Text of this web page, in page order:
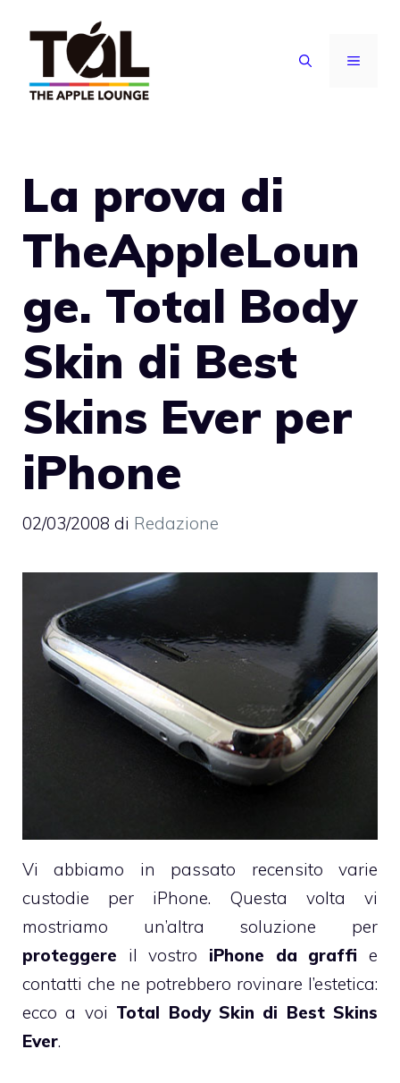
contenuto
MENU
La prova di
TheAppleLoun
ge. Total Body
Skin di Best
Skins Ever per
iPhone
02/03/2008 di Redazione
Vi abbiamo in passato recensito varie
custodie per iPhone. Questa volta vi
mostriamo un’altra soluzione per
proteggere il vostro iPhone da graffi e
contatti che ne potrebbero rovinare l’estetica:
ecco a voi Total Body Skin di Best Skins
Ever.